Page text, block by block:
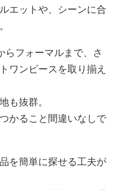
エットや、シーンに合
らフォーマルまで、さ
ワンピースを取り揃え
も抜群。
かること間違いなしで
を簡単に探せる工夫が